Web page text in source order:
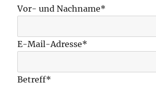
Vor- und Nachname*
E-Mail-Adresse*
Betreff*